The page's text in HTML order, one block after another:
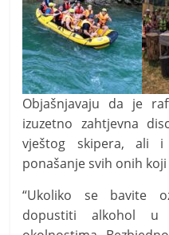
Objašnjavaju da je
izuzetno zahtjevna
vještog skipera, ali
ponašanje svih onih
“Ukoliko se bavite
dopustiti alkohol